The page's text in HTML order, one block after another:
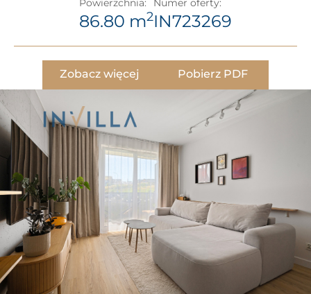
Powierzchnia:
86.80 m2
Numer oferty:
IN723269
Zobacz więcej Pobierz PDF